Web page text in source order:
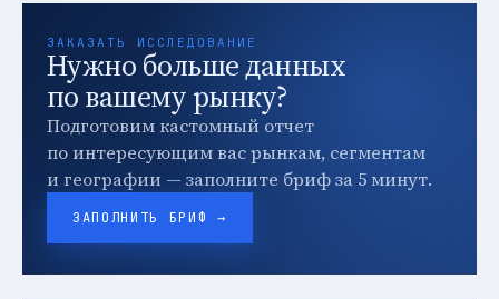
ЗАКАЗАТЬ ИССЛЕДОВАНИЕ
Нужно больше данных
по вашему рынку?
Подготовим кастомный отчет
по интересующим вас рынкам, сегментам
и географии — заполните бриф за 5 минут.
ЗАПОЛНИТЬ БРИФ →